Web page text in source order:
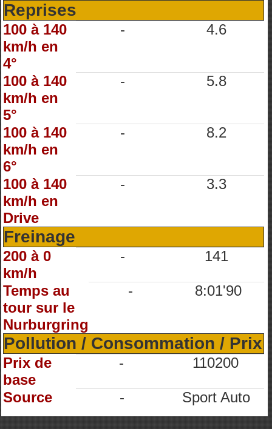
Reprises
100 à 140
km/h en
4°
- 4.6
100 à 140
km/h en
5°
- 5.8
100 à 140
km/h en
6°
- 8.2
100 à 140
km/h en
Drive
- 3.3
Freinage
200 à 0
km/h
- 141
Temps au
tour sur le
Nurburgring
- 8:01'90
Pollution / Consommation / Prix
Prix de
base
- 110200
Source - Sport Auto